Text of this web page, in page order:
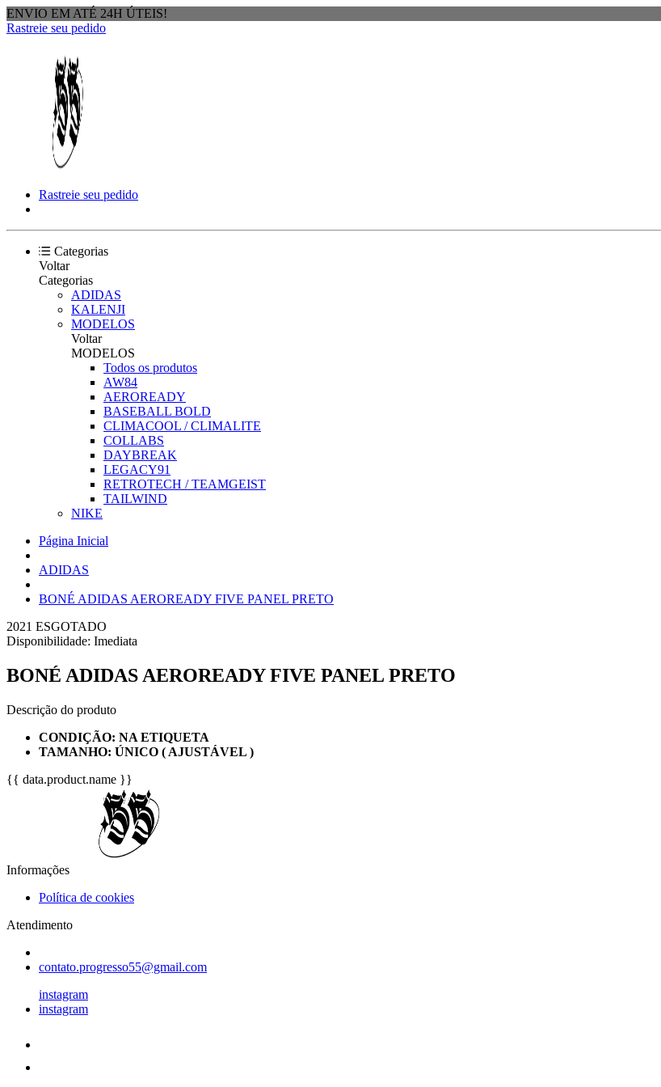
ENVIO EM ATÉ 24H ÚTEIS!
Rastreie seu pedido
Rastreie seu pedido
Categorias
Voltar
Categorias
ADIDAS
KALENJI
MODELOS
Voltar
MODELOS
Todos os produtos
AW84
AEROREADY
BASEBALL BOLD
CLIMACOOL / CLIMALITE
COLLABS
DAYBREAK
LEGACY91
RETROTECH / TEAMGEIST
TAILWIND
NIKE
Página Inicial
ADIDAS
BONÉ ADIDAS AEROREADY FIVE PANEL PRETO
2021 ESGOTADO
Disponibilidade: Imediata
BONÉ ADIDAS AEROREADY FIVE PANEL PRETO
Descrição do produto
CONDIÇÃO: NA ETIQUETA
TAMANHO: ÚNICO ( AJUSTÁVEL )
{{ data.product.name }}
Informações
Política de cookies
Atendimento
contato.progresso55@gmail.com
instagram
instagram